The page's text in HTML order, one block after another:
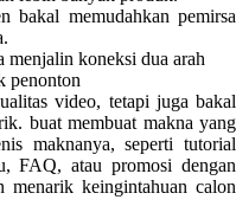
bakal memudahkan pemirsa
menjalin koneksi dua arah
penonton
video, tetapi juga bakal
buat membuat makna yang
maknanya, seperti tutorial
FAQ, atau promosi dengan
keingintahuan calon